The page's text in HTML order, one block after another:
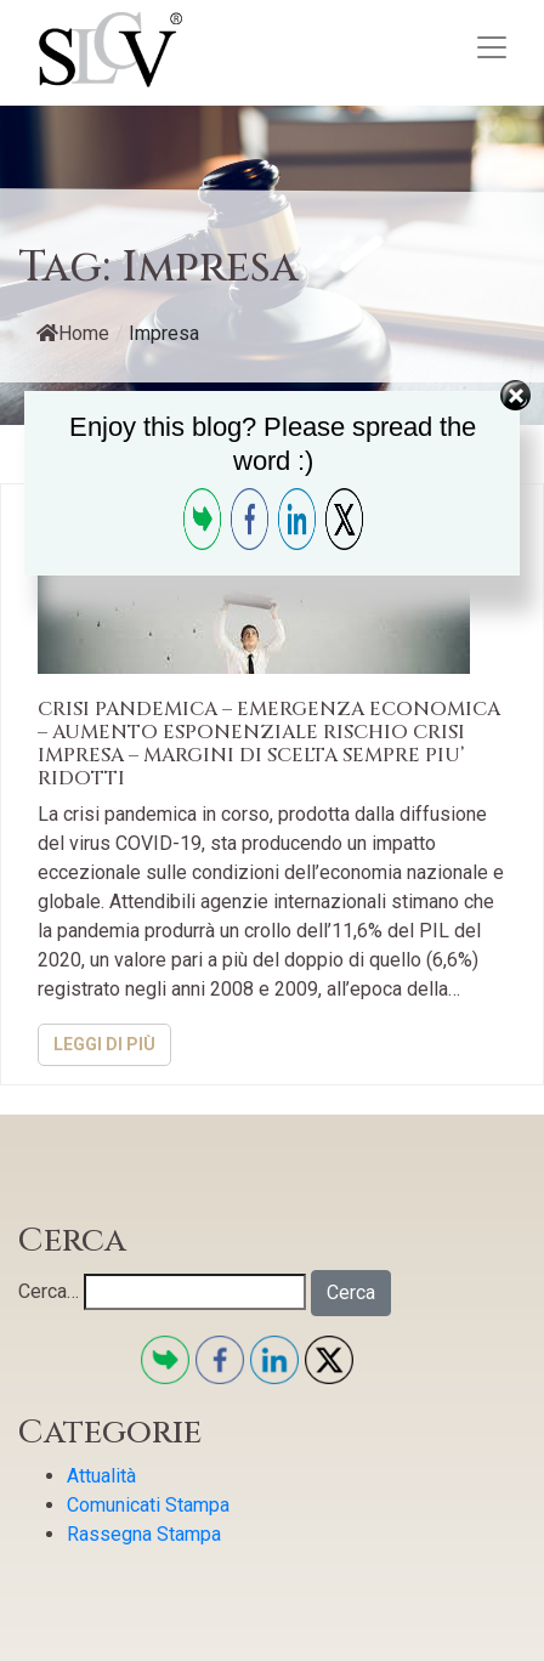
Tag:Impresa
Home / Impresa
CRISI PANDEMICA – EMERGENZA ECONOMICA
– AUMENTO ESPONENZIALE RISCHIO CRISI
IMPRESA – MARGINI DI SCELTA SEMPRE PIU’
RIDOTTI
La crisi pandemica in corso, prodotta dalla diffusione
del virus COVID-19, sta producendo un impatto
eccezionale sulle condizioni dell’economia nazionale e
globale. Attendibili agenzie internazionali stimano che
la pandemia produrrà un crollo dell’11,6% del PIL del
2020, un valore pari a più del doppio di quello (6,6%)
registrato negli anni 2008 e 2009, all’epoca della…
LEGGI DI PIÙ
Cerca
Cerca…
Categorie
Attualità
Comunicati Stampa
Rassegna Stampa
Enjoy this blog? Please spread the
word :)